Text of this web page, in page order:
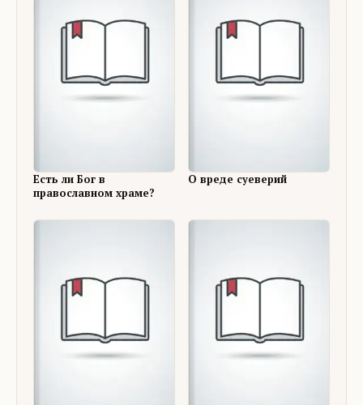
Есть ли Бог в
православном храме?
О вреде суеверий